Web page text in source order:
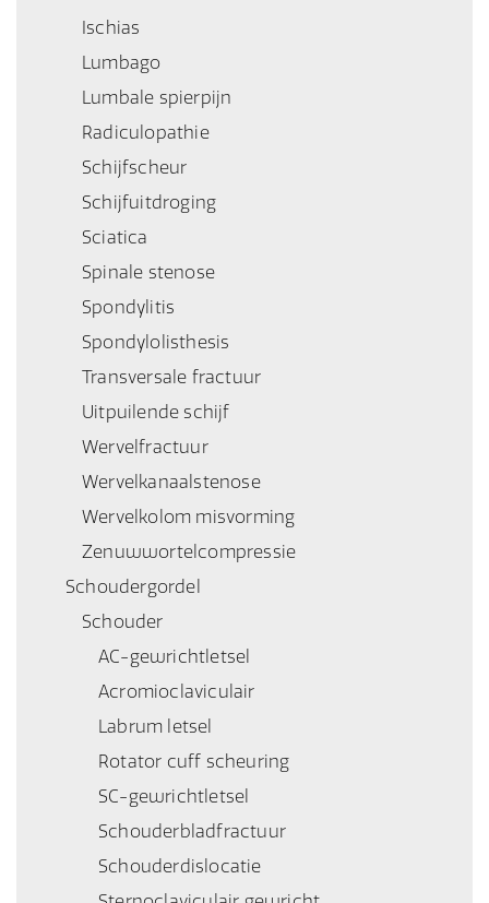
Ischias
Lumbago
Lumbale spierpijn
Radiculopathie
Schijfscheur
Schijfuitdroging
Sciatica
Spinale stenose
Spondylitis
Spondylolisthesis
Transversale fractuur
Uitpuilende schijf
Wervelfractuur
Wervelkanaalstenose
Wervelkolom misvorming
Zenuwwortelcompressie
Schoudergordel
Schouder
AC-gewrichtletsel
Acromioclaviculair
Labrum letsel
Rotator cuff scheuring
SC-gewrichtletsel
Schouderbladfractuur
Schouderdislocatie